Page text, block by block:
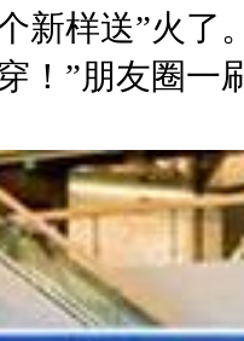
新样送”火
！”朋友圈一